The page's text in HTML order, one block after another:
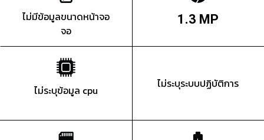
ไม่มีข้อมูลขนาดหน้าจอ
จอ
1.3 MP
ไม่ระบุข้อมูล cpu ไม่ระบุระบบปฏิบัติการ